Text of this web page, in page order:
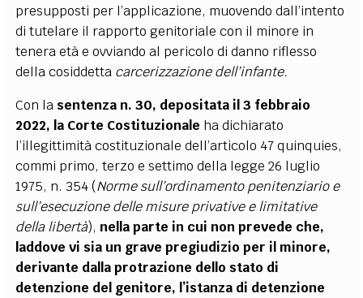
presupposti per l’applicazione, muovendo dall’intento
di tutelare il rapporto genitoriale con il minore in
tenera età e ovviando al pericolo di danno riflesso
della cosiddetta carcerizzazione dell’infante.
Con la sentenza n. 30, depositata il 3 febbraio
2022, la Corte Costituzionale ha dichiarato
l’illegittimità costituzionale dell’articolo 47 quinquies,
commi primo, terzo e settimo della legge 26 luglio
1975, n. 354 (Norme sull’ordinamento penitenziario e
sull’esecuzione delle misure privative e limitative
della libertà), nella parte in cui non prevede che,
laddove vi sia un grave pregiudizio per il minore,
derivante dalla protrazione dello stato di
detenzione del genitore, l’istanza di detenzione